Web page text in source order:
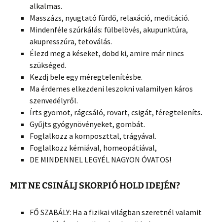
alkalmas.
Masszázs, nyugtató fürdő, relaxáció, meditáció.
Mindenféle szúrkálás: fülbelövés, akupunktúra,
akupresszúra, tetoválás.
Élezd meg a késeket, dobd ki, amire már nincs
szükséged.
Kezdj bele egy méregtelenítésbe.
Ma érdemes elkezdeni leszokni valamilyen káros
szenvedélyről.
Írts gyomot, rágcsáló, rovart, csigát, féregteleníts.
Gyűjts gyógynövényeket, gombát.
Foglalkozz a komposzttal, trágyával.
Foglalkozz kémiával, homeopátiával,
DE MINDENNEL LEGYÉL NAGYON ÓVATOS!
MIT NE CSINÁLJ SKORPIÓ HOLD IDEJÉN?
FŐ SZABÁLY: Ha a fizikai világban szeretnél valamit